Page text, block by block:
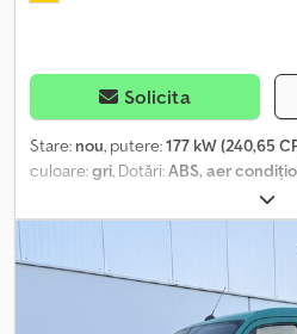
Solicita
Stare: nou, putere:177 kW (240,65
culoare:gri, Dotări:ABS, aer
bord, controlul tracțiunii, cuplaj
vehicule second-hand, pilot
electronic de stabilitate (ESP),
imobilizare, sistem de navigație,
centralizată, înmatriculare camion,
roată de rezervă cu anvelope